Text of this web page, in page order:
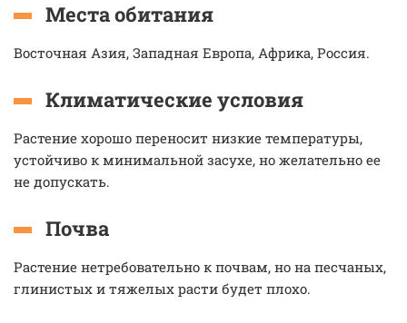
Места обитания
Восточная Азия, Западная Европа, Африка, Россия.
Климатические условия
Растение хорошо переносит низкие температуры,
устойчиво к минимальной засухе, но желательно ее
не допускать.
Почва
Растение нетребовательно к почвам, но на песчаных,
глинистых и тяжелых расти будет плохо.